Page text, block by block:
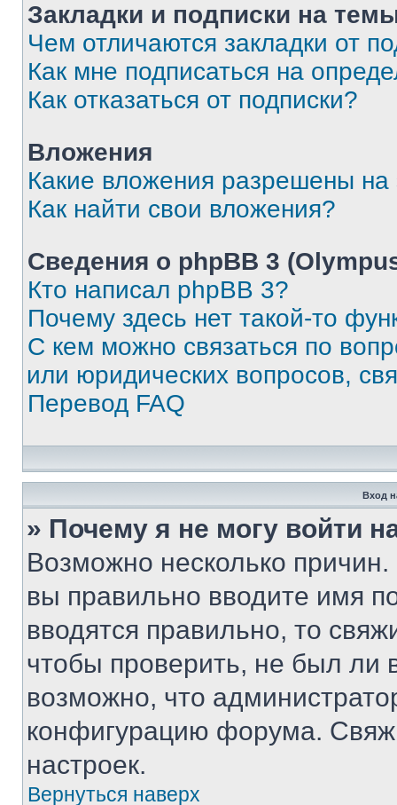
Закладки и подписки на
Чем отличаются закладки от
Как мне подписаться на
Как отказаться от подписки?
Вложения
Какие вложения разрешены
Как найти свои вложения?
Сведения о phpBB 3
Кто написал phpBB 3?
Почему здесь нет такой-то
С кем можно связаться по
или юридических вопросов,
Перевод FAQ
Вход
» Почему я не могу войти
Возможно несколько
вы правильно вводите имя
вводятся правильно, то
чтобы проверить, не был ли
возможно, что
конфигурацию форума.
настроек.
Вернуться наверх